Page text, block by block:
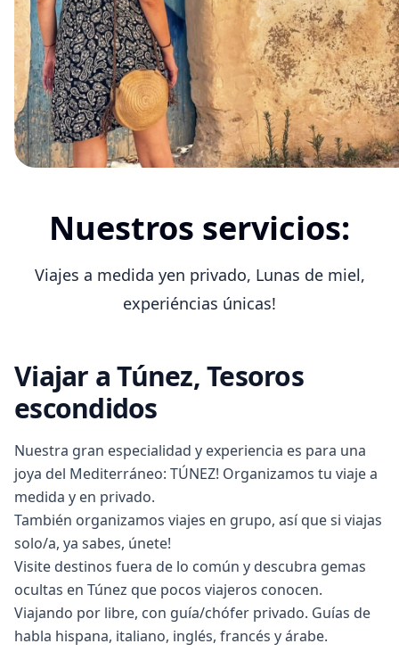
Nuestros servicios:
Viajes a medida yen privado, Lunas de miel,
experiéncias únicas!
Viajar a Túnez, Tesoros
escondidos
Nuestra gran especialidad y experiencia es para una
joya del Mediterráneo: TÚNEZ! Organizamos tu viaje a
medida y en privado.
También organizamos viajes en grupo, así que si viajas
solo/a, ya sabes, únete!
Visite destinos fuera de lo común y descubra gemas
ocultas en Túnez que pocos viajeros conocen.
Viajando por libre, con guía/chófer privado. Guías de
habla hispana, italiano, inglés, francés y árabe.